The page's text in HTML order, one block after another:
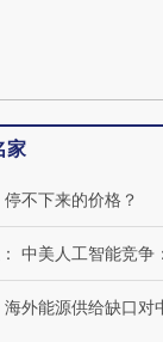
家
停不下来的价格？
： 中美人工智能竞争
海外能源供给缺口对